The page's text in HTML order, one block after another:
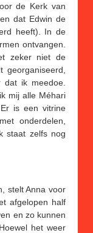
de Kerk van
dat Edwin de
heeft). In de
ontvangen.
zeker niet de
dat ik meedoe.
mij alle Méhari
is een vitrine
onderdelen,
staat zelfs nog
stelt Anna voor
afgelopen half
en zo kunnen
het weer